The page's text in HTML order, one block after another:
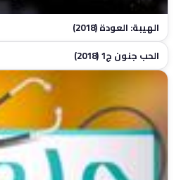
الهيبة: العودة (2018)
الحب جنون ج1 (2018)